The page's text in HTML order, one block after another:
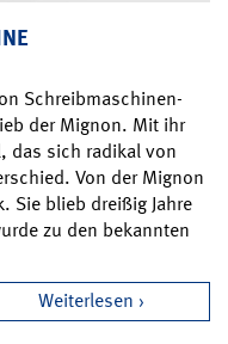
Schreibmaschinen-
der Mignon. Mit ihr
das sich radikal von
Von der Mignon
Sie blieb dreißig Jahre
zu den bekannten
Weiterlesen